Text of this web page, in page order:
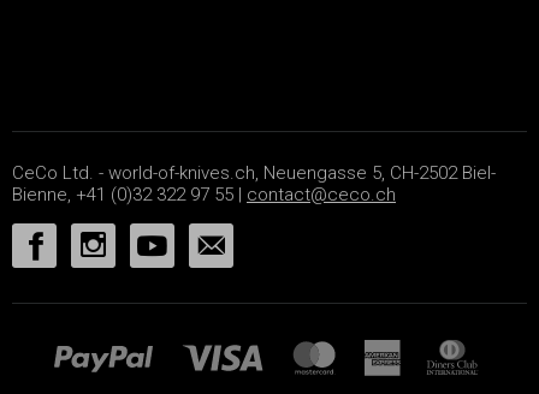
CeCo Ltd. - world-of-knives.ch, Neuengasse 5, CH-2502 Biel-
Bienne, +41 (0)32 322 97 55 | contact@ceco.ch